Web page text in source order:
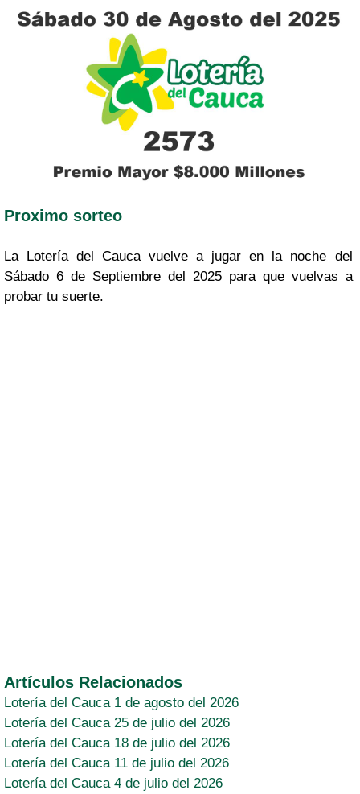
Proximo sorteo
La Lotería del Cauca vuelve a jugar en la noche del
Sábado 6 de Septiembre del 2025 para que vuelvas a
probar tu suerte.
Artículos Relacionados
Lotería del Cauca 1 de agosto del 2026
Lotería del Cauca 25 de julio del 2026
Lotería del Cauca 18 de julio del 2026
Lotería del Cauca 11 de julio del 2026
Lotería del Cauca 4 de julio del 2026